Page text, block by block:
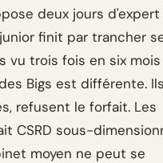
deux jours d'expert
finit par trancher
vu trois fois en six mois
Bigs est différente. Ils
refusent le forfait. Les
CSRD sous-
moyen ne peut se